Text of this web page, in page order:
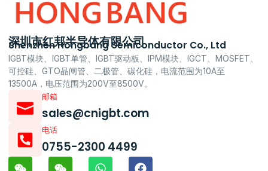
深圳市红邦半导体有限公司
Shenzhen Hongbang Semiconductor Co., Ltd
IGBT模块、IGBT单管、IGBT驱动板、IPM模块、IGCT、MOSFET、
可控硅、GTO晶闸管、二极管、碳化硅，电流范围为10A至
13500A，电压范围为200V至8500V。
邮箱
sales@cnigbt.com
电话
0755-2300 4499